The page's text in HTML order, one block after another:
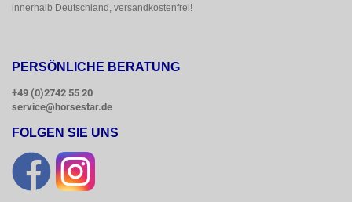
innerhalb Deutschland, versandkostenfrei!
PERSÖNLICHE BERATUNG
+49 (0)2742 55 20
service@horsestar.de
FOLGEN SIE UNS